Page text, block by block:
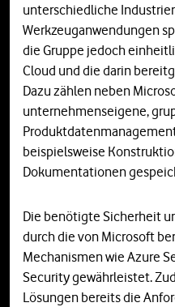
unterschiedliche
Werkzeuganwendungen
die Gruppe jedoch
Cloud und die darin
Dazu zählen neben
unternehmenseigene,
beispielsweise
Dokumentationen
Die benötigte Sicherheit
durch die von Microsoft
Mechanismen wie Azure
Security gewährleistet.
Lösungen bereits die